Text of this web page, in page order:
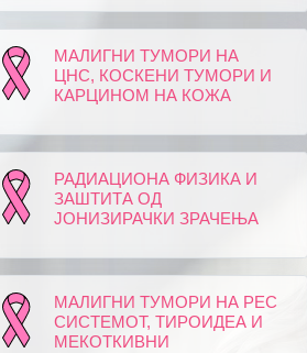
МАЛИГНИ ТУМОРИ НА
ЦНС, КОСКЕНИ ТУМОРИ И
КАРЦИНОМ НА КОЖА
РАДИАЦИОНА ФИЗИКА И
ЗАШТИТА ОД
ЈОНИЗИРАЧКИ ЗРАЧЕЊА
МАЛИГНИ ТУМОРИ НА РЕС
СИСТЕМОТ, ТИРОИДЕА И
МЕКОТКИВНИ